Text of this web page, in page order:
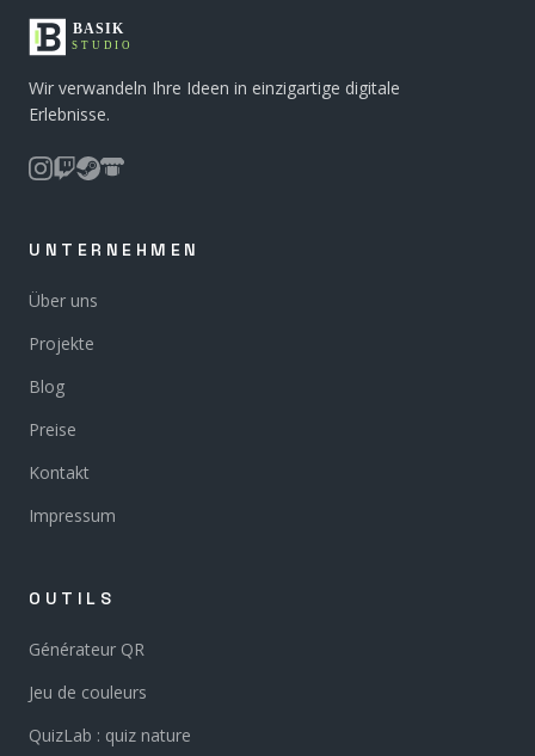
Wir verwandeln Ihre Ideen in einzigartige digitale
Erlebnisse.
UNTERNEHMEN
Über uns
Projekte
Blog
Preise
Kontakt
Impressum
OUTILS
Générateur QR
Jeu de couleurs
QuizLab : quiz nature